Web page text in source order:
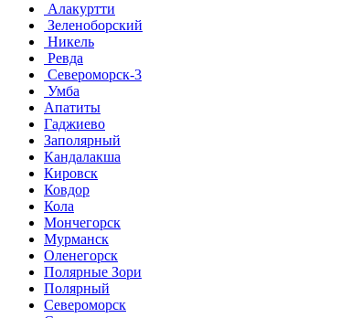
Алакуртти
Зеленоборский
Никель
Ревда
Североморск-3
Умба
Апатиты
Гаджиево
Заполярный
Кандалакша
Кировск
Ковдор
Кола
Мончегорск
Мурманск
Оленегорск
Полярные Зори
Полярный
Североморск